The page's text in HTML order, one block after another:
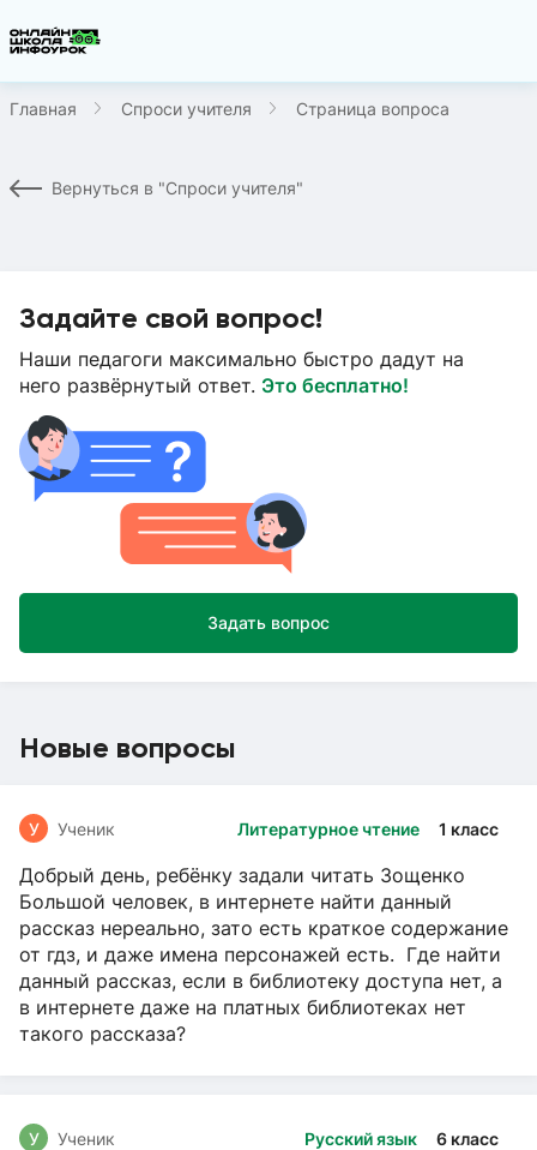
Главная Спроси учителя Страница вопроса
Вернуться в "Спроси учителя"
Задайте свой вопрос!
Наши педагоги максимально быстро дадут на
него развёрнутый ответ. Это бесплатно!
Задать вопрос
Новые вопросы
Литературное чтение 1 класс
У Ученик
Добрый день, ребёнку задали читать Зощенко
Большой человек, в интернете найти данный
рассказ нереально, зато есть краткое содержание
от гдз, и даже имена персонажей есть. Где найти
данный рассказ, если в библиотеку доступа нет, а
в интернете даже на платных библиотеках нет
такого рассказа?
Русский язык 6 класс
У Ученик